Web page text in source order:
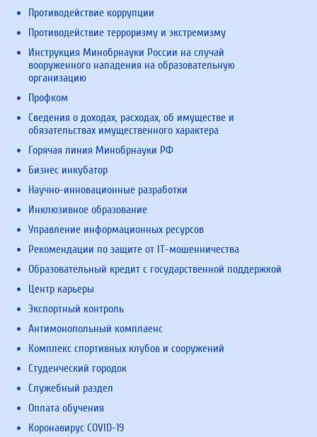
Противодействие коррупции
Противодействие терроризму и экстремизму
Инструкция Минобрнауки России на случай
вооруженного нападения на образовательную
организацию
Профком
Сведения о доходах, расходах, об имуществе и
обязательствах имущественного характера
Горячая линия Минобрнауки РФ
Бизнес инкубатор
Научно-инновационные разработки
Инклюзивное образование
Управление информационных ресурсов
Рекомендации по защите от IT-мошенничества
Образовательный кредит с государственной поддержкой
Центр карьеры
Экспортный контроль
Антимонопольный комплаенс
Комплекс спортивных клубов и сооружений
Студенческий городок
Служебный раздел
Оплата обучения
Коронавирус COVID-19